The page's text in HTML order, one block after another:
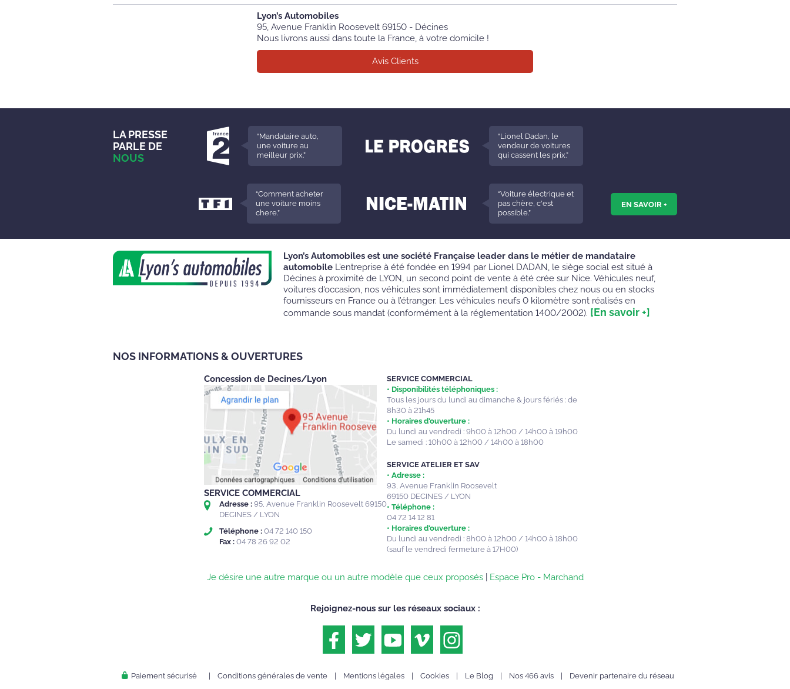
Lyon’s Automobiles
95, Avenue Franklin Roosevelt 69150 - Décines
Nous livrons aussi dans toute la France, à votre domicile !
Avis Clients
LA PRESSE
PARLE DE
NOUS
“Mandataire auto,
une voiture au
meilleur prix.”
“Lionel Dadan, le
vendeur de voitures
qui cassent les prix.”
“Comment acheter
une voiture moins
chere.”
“Voiture électrique et
pas chère, c'est
possible.”
EN SAVOIR +
Lyon’s Automobiles est une société Française leader dans le métier de mandataire
automobile L’entreprise à été fondée en 1994 par Lionel DADAN, le siège social est situé à
Décines à proximité de LYON, un second point de vente à été crée sur Nice. Véhicules neuf,
voitures d'occasion, nos véhicules sont immédiatement disponibles chez nous ou en stocks
fournisseurs en France ou à l’étranger. Les véhicules neufs 0 kilomètre sont réalisés en
commande sous mandat (conformément à la réglementation 1400/2002). [En savoir +]
NOS INFORMATIONS & OUVERTURES
Concession de Decines/Lyon
SERVICE COMMERCIAL
Adresse : 95, Avenue Franklin Roosevelt 69150
DECINES / LYON
Téléphone : 04 72 140 150
Fax : 04 78 26 92 02
SERVICE COMMERCIAL
• Disponibilités téléphoniques :
Tous les jours du lundi au dimanche & jours fériés : de
8h30 à 21h45
• Horaires d'ouverture :
Du lundi au vendredi : 9h00 à 12h00 / 14h00 à 19h00
Le samedi : 10h00 à 12h00 / 14h00 à 18h00
SERVICE ATELIER ET SAV
• Adresse :
93, Avenue Franklin Roosevelt
69150 DECINES / LYON
• Téléphone :
04 72 14 12 81
• Horaires d'ouverture :
Du lundi au vendredi : 8h00 à 12h00 / 14h00 à 18h00
(sauf le vendredi fermeture à 17H00)
Je désire une autre marque ou un autre modèle que ceux proposés| Espace Pro - Marchand
Rejoignez-nous sur les réseaux sociaux :
Paiement sécurisé | Conditions générales de vente | Mentions légales | Cookies | Le Blog | Nos 466 avis |
Devenir partenaire du réseau